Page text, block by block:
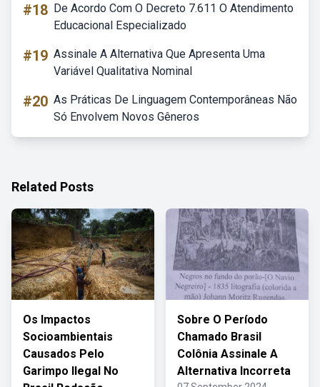
#18 De Acordo Com O Decreto 7.611 O Atendimento
Educacional Especializado
#19 Assinale A Alternativa Que Apresenta Uma
Variável Qualitativa Nominal
#20 As Práticas De Linguagem Contemporâneas Não
Só Envolvem Novos Gêneros
Related Posts
Os Impactos
Socioambientais
Causados Pelo
Garimpo Ilegal No
Sobre O Período
Chamado Brasil
Colônia Assinale A
Alternativa Incorreta